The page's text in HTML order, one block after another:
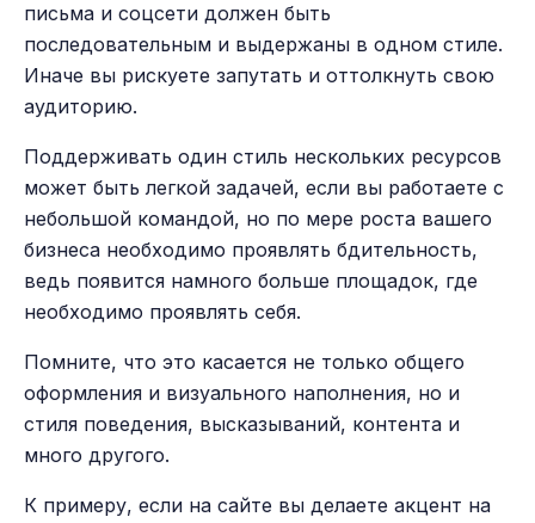
письма и соцсети должен быть
последовательным и выдержаны в одном стиле.
Иначе вы рискуете запутать и оттолкнуть свою
аудиторию.
Поддерживать один стиль нескольких ресурсов
может быть легкой задачей, если вы работаете с
небольшой командой, но по мере роста вашего
бизнеса необходимо проявлять бдительность,
ведь появится намного больше площадок, где
необходимо проявлять себя.
Помните, что это касается не только общего
оформления и визуального наполнения, но и
стиля поведения, высказываний, контента и
много другого.
К примеру, если на сайте вы делаете акцент на